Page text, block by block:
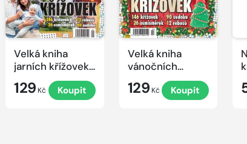
Velká kniha
jarních křížovek
129 Kč Koupit
Velká kniha
vánočních
křížovek 2025
129 Kč Koupit